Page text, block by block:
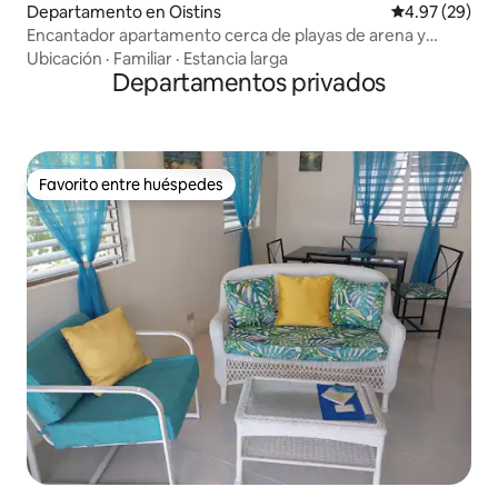
Departamento en Oistins Calificación
4.97 (29)
Encantador apartamento cerca de playas de arena y
zonas de surf
Ubicación · Familiar · Estancia larga
Departamentos privados
Favorito entre huéspedes
Favorito entre huéspedes